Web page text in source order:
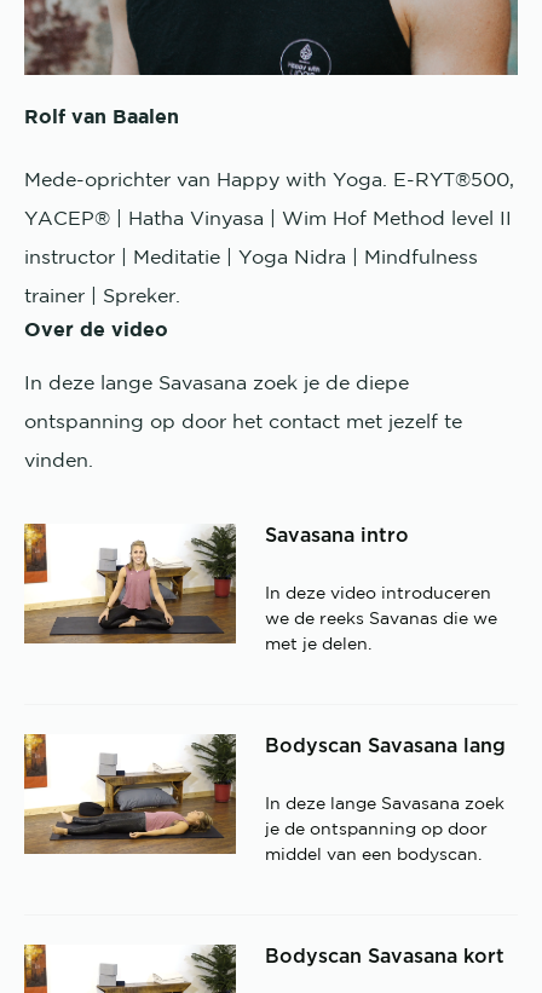
Rolf van Baalen
Mede-oprichter van Happy with Yoga. E-RYT®500,
YACEP® | Hatha Vinyasa | Wim Hof Method level II
instructor | Meditatie | Yoga Nidra | Mindfulness
trainer | Spreker.
Over de video
In deze lange Savasana zoek je de diepe
ontspanning op door het contact met jezelf te
vinden.
Savasana intro
In deze video introduceren
we de reeks Savanas die we
met je delen.
Bodyscan Savasana lang
In deze lange Savasana zoek
je de ontspanning op door
middel van een bodyscan.
Bodyscan Savasana kort